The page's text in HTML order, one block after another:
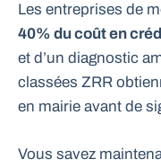
Les entreprises de
40% du coût en
et d’un diagnostic
classées ZRR
en mairie avant de
Vous savez